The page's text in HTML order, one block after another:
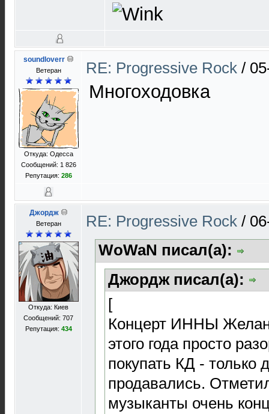
soundloverr
Ветеран
Откуда: Одесса
Сообщений: 1 826
Репутация: 286
RE: Progressive Rock /
Многоходовка
Джордж
Ветеран
Откуда: Киев
Сообщений: 707
Репутация: 434
RE: Progressive Rock /
WoWaN писал(а):
Джордж писал(а):
[
Концерт ИННЫ
этого года просто
покупать КД - только
продавались.
музыканты очень